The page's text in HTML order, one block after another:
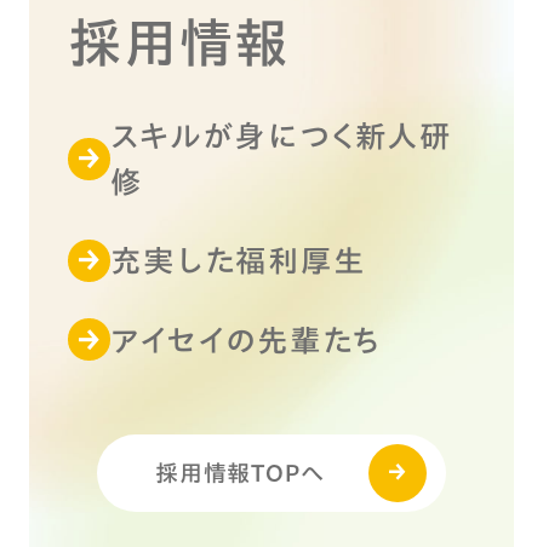
採用情報
スキルが身につく新人研
修
充実した福利厚生
アイセイの先輩たち
採用情報TOPへ